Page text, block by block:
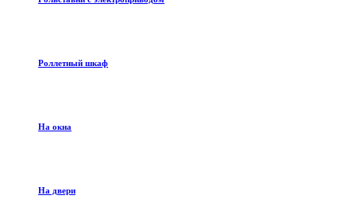
Роллетный шкаф
На окна
На двери